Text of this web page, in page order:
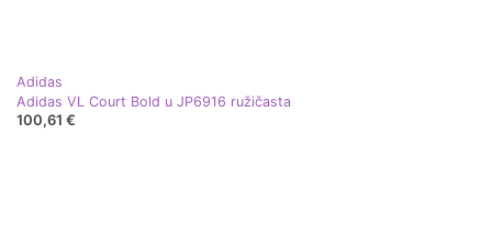
Adidas
Adidas VL Court Bold u JP6916 ružičasta
100,61 €